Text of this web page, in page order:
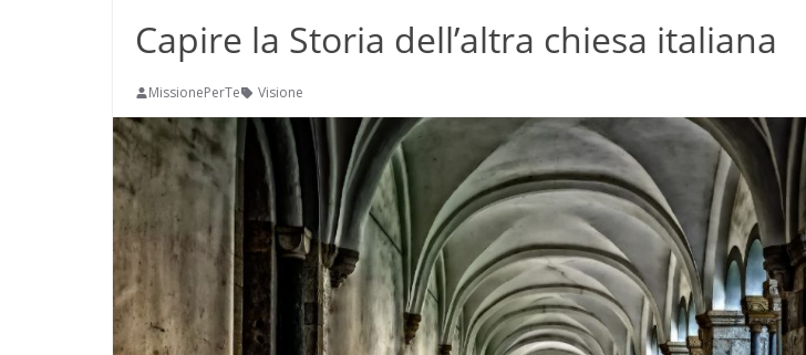
Capire la Storia dell’altra chiesa italiana
MissionePerTe Visione